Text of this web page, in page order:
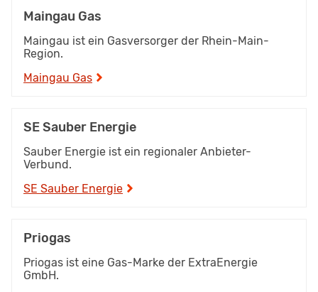
Maingau Gas
Maingau ist ein Gasversorger der Rhein-Main-
Region.
Maingau Gas
SE Sauber Energie
Sauber Energie ist ein regionaler Anbieter-
Verbund.
SE Sauber Energie
Priogas
Priogas ist eine Gas-Marke der ExtraEnergie
GmbH.